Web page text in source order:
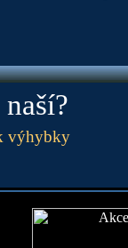
výhybky